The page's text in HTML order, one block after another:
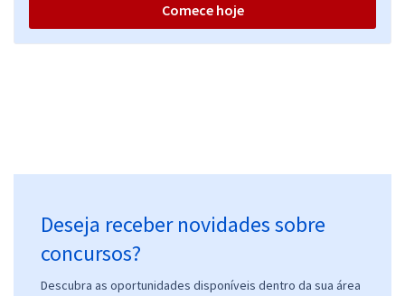
Comece hoje
Deseja receber novidades sobre
concursos?
Descubra as oportunidades disponíveis dentro da sua área